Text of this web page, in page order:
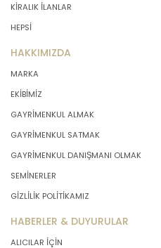
KİRALIK İLANLAR
HEPSİ
HAKKIMIZDA
MARKA
EKİBİMİZ
GAYRİMENKUL ALMAK
GAYRİMENKUL SATMAK
GAYRİMENKUL DANIŞMANI OLMAK
SEMİNERLER
GİZLİLİK POLİTİKAMIZ
HABERLER & DUYURULAR
ALICILAR İÇİN